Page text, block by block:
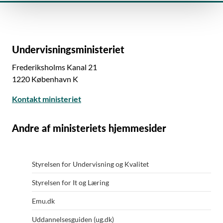
Undervisningsministeriet
Frederiksholms Kanal 21
1220 København K
Kontakt ministeriet
Andre af ministeriets hjemmesider
Styrelsen for Undervisning og Kvalitet
Styrelsen for It og Læring
Emu.dk
Uddannelsesguiden (ug.dk)